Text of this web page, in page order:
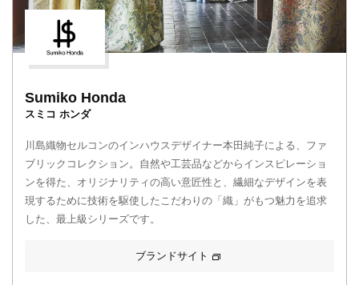
Sumiko Honda
スミコ ホンダ
川島織物セルコンのインハウスデザイナー本田純子による、ファ
ブリックコレクション。自然や工芸品などからインスピレーショ
ンを得た、オリジナリティの高い意匠性と、繊細なデザインを表
現するために技術を駆使したこだわりの「織」がもつ魅力を追求
した、最上級シリーズです。
ブランドサイト